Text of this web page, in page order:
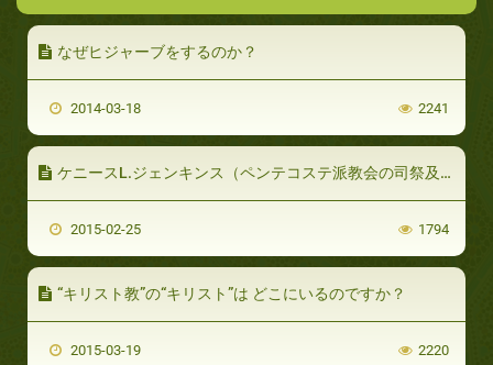
なぜヒジャーブをするのか？
2014-03-18 2241
ケニースL.ジェンキンス（ペンテコステ派教会の司祭及び長老・ アメリカ合衆国） (パート2 / 3)
2015-02-25 1794
“キリスト教”の“キリスト”は どこにいるのですか？
2015-03-19 2220